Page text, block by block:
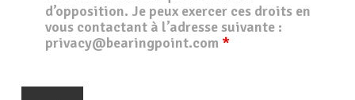
d’opposition. Je peux exercer ces droits en
vous contactant à l’adresse suivante :
privacy@bearingpoint.com *